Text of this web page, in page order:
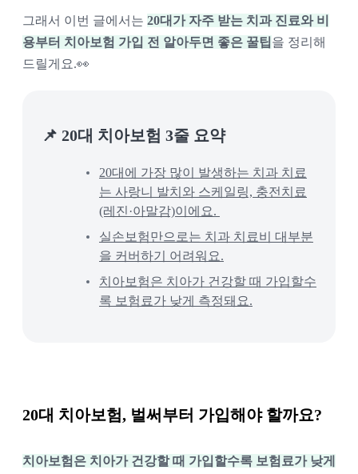
그래서 이번 글에서는 20대가 자주 받는 치과 진료와 비
용부터 치아보험 가입 전 알아두면 좋은 꿀팁 을 정리해
드릴게요.👀
📌 20대 치아보험 3줄 요약
20대에 가장 많이 발생하는 치과 치료
는 사랑니 발치와 스케일링, 충전치료
(레진·아말감)이에요.
실손보험만으로는 치과 치료비 대부분
을 커버하기 어려워요.
치아보험은 치아가 건강할 때 가입할수
록 보험료가 낮게 측정돼요.
20대 치아보험, 벌써부터 가입해야 할까요?
치아보험은 치아가 건강할 때 가입할수록 보험료가 낮게